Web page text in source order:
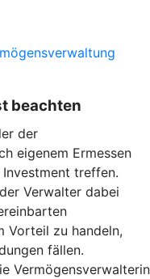
beachten
der
eigenem Ermessen
treffen.
Verwalter dabei
Vorteil zu handeln,
fällen.
Vermögensverwalterin